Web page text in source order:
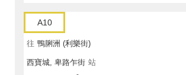
A10
往 鴨脷洲 (利樂街)
西寶城, 卑路乍街 站